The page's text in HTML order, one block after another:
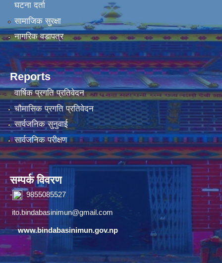
घटना दर्ता
सामाजिक सुरक्षा
नागरिक वडापत्र
Reports
वार्षिक प्रगति प्रतिवेदन
चौमासिक प्रगति प्रतिवेदन
सार्वजनिक सुनुवाई
सार्वजनिक परीक्षण
सम्पर्क विवरण
- 9855085527
ito.bindabasinimun@gmail.com
www.bindabasinimun.gov.np